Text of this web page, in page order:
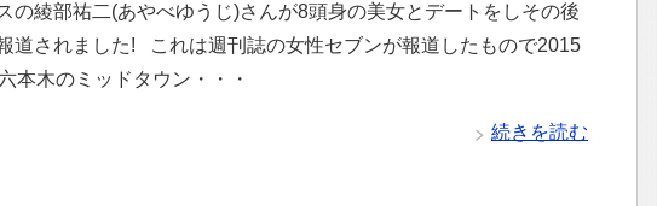
の綾部祐二(あやべゆうじ)さんが8頭身の美女とデートをしその後
道されました! これは週刊誌の女性セブンが報道したもので2015
本木のミッドタウン・・・
続きを読む